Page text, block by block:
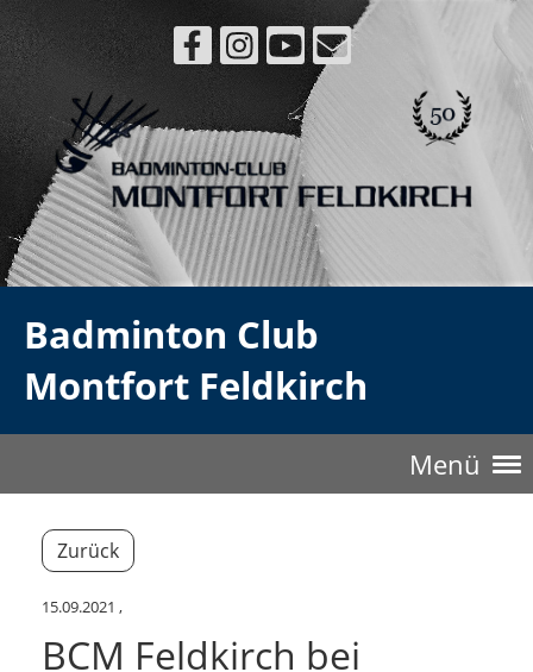
Badminton Club
Montfort Feldkirch
Menü
Zurück
15.09.2021 ,
BCM Feldkirch bei